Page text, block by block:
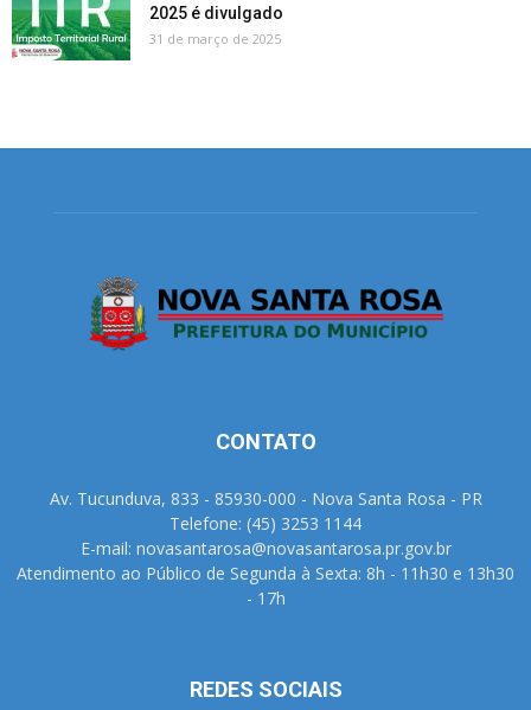
2025 é divulgado
31 de março de 2025
CONTATO
Av. Tucunduva, 833 - 85930-000 - Nova Santa Rosa - PR
Telefone: (45) 3253 1144
E-mail: novasantarosa@novasantarosa.pr.gov.br
Atendimento ao Público de Segunda à Sexta: 8h - 11h30 e 13h30
- 17h
REDES SOCIAIS